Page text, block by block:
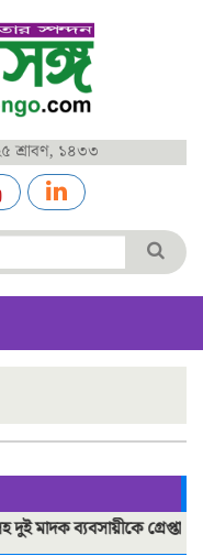
শ্রাবণ, ১৪৩৩
ব্যবসায়ীকে গ্রেপ্তার